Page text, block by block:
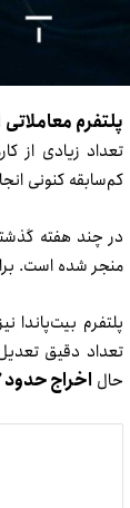
پلتفرم
تعداد زیادی از
کم‌سابقه کنونی
در چند هفته
منجر شده است.
پلتفرم بیت‌پاندا
حال اخراج حدود ۲۷۷ نفر